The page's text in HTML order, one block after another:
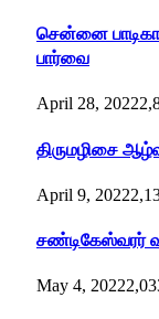
சென்னை
பார்வை
April 28, 2022
திருமழிசை
April 9, 2022
சண்டிகேஸ்வரர்
May 4, 2022